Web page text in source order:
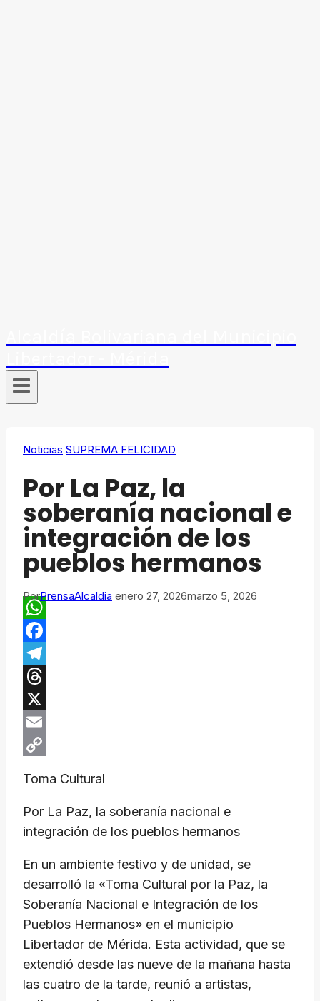
Noticias SUPREMA FELICIDAD
Por La Paz, la
soberanía nacional e
integración de los
pueblos hermanos
PorPrensaAlcaldia enero 27, 2026marzo 5, 2026
WhatsApp
Facebook
Telegram
Threads
X
Email
Toma Cultural
Por La Paz, la soberanía nacional e
integración de los pueblos hermanos
En un ambiente festivo y de unidad, se
desarrolló la «Toma Cultural por la Paz, la
Soberanía Nacional e Integración de los
Pueblos Hermanos» en el municipio
Libertador de Mérida. Esta actividad, que se
extendió desde las nueve de la mañana hasta
las cuatro de la tarde, reunió a artistas,